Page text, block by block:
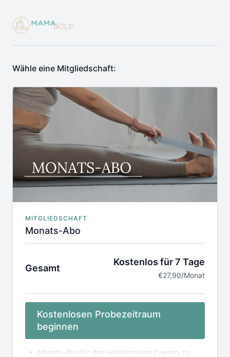
Wähle eine Mitgliedschaft:
MITGLIEDSCHAFT
Monats-Abo
Gesamt
Kostenlos für 7 Tage
€27,90/Monat
Kostenlosen Probezeitraum
beginnen
Monats-Abo für den vollständigen Zugang zu